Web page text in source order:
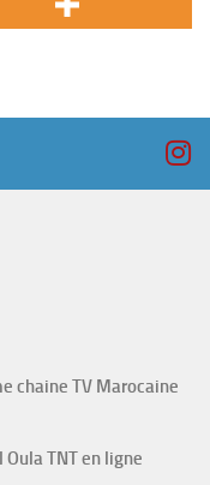
chaine TV Marocaine
TNT en ligne